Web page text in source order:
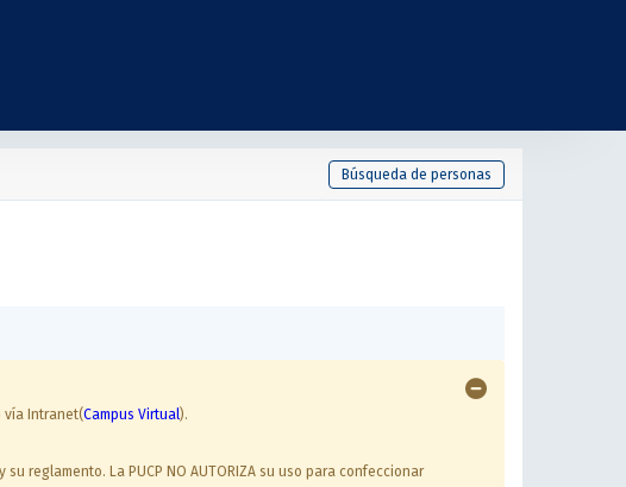
Búsqueda de personas
vía Intranet(Campus Virtual).
reglamento. La PUCP NO AUTORIZA su uso para confeccionar